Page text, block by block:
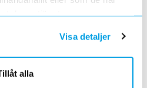
deras tjänster.
Visa detaljer
alla
och tagit avstånd från alla
Ryssland & Belarus.
01